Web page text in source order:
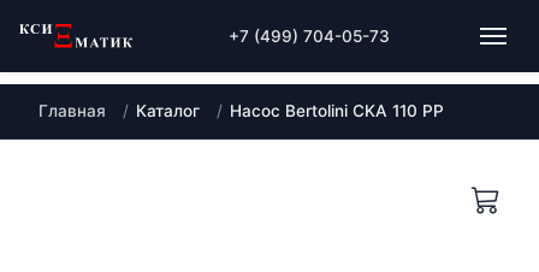
+7 (499) 704-05-73
Главная Каталог Насос Bertolini CKA 110 PP